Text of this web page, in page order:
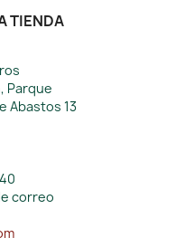
TIENDA
Parque
Abastos 13
correo